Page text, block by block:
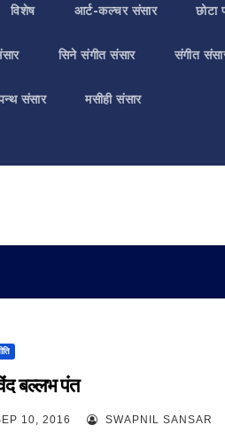
विशेष आर्ट-कल्चर संसार छोटा
सिने संगीत संसार संगीत
संसार मसीही संसार
बल्लभ पंत
10, 2016 SWAPNIL SANSAR